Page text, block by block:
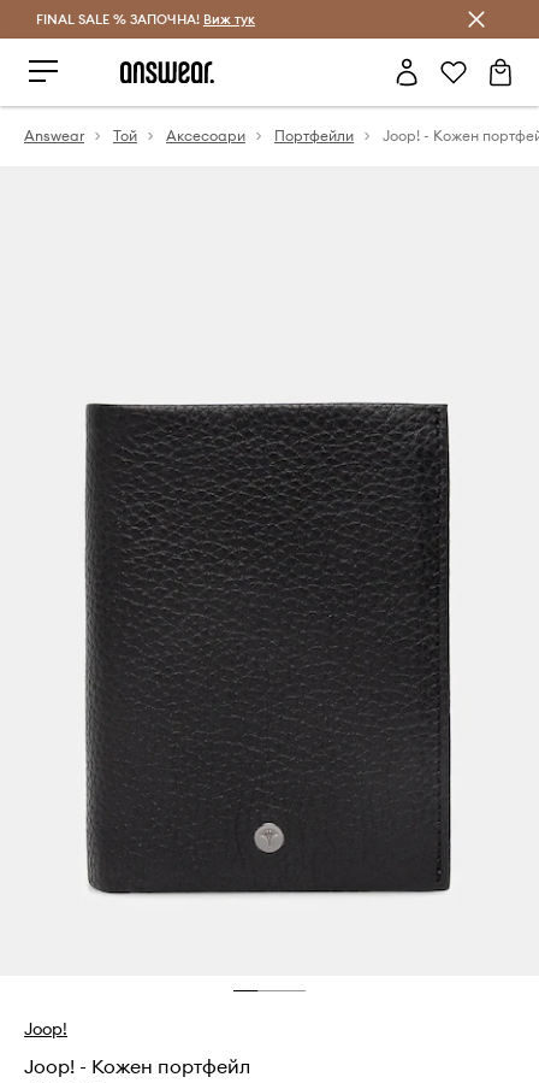
Спестявай с Answear Club
FINAL SALE % ЗАПОЧНА! Виж тук
Answear Той Аксесоари Портфейли Joop! - Кожен
Joop!
Joop! - Кожен портфейл